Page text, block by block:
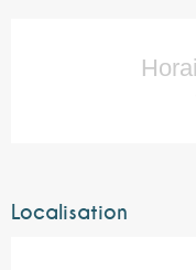
Localisation